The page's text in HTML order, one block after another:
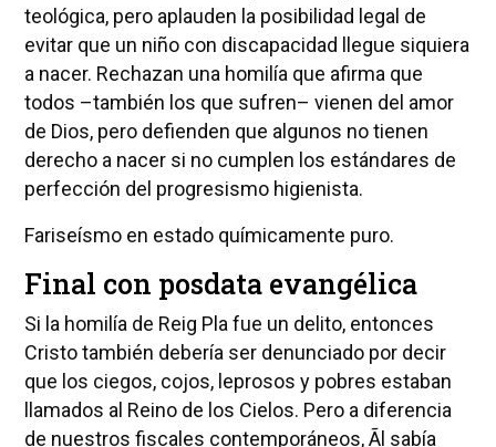
teológica, pero aplauden la posibilidad legal de
evitar que un niño con discapacidad llegue siquiera
a nacer. Rechazan una homilía que afirma que
todos –también los que sufren– vienen del amor
de Dios, pero defienden que algunos no tienen
derecho a nacer si no cumplen los estándares de
perfección del progresismo higienista.
Fariseísmo en estado químicamente puro.
Final con posdata evangélica
Si la homilía de Reig Pla fue un delito, entonces
Cristo también debería ser denunciado por decir
que los ciegos, cojos, leprosos y pobres estaban
llamados al Reino de los Cielos. Pero a diferencia
de nuestros fiscales contemporáneos, Ãl sabía